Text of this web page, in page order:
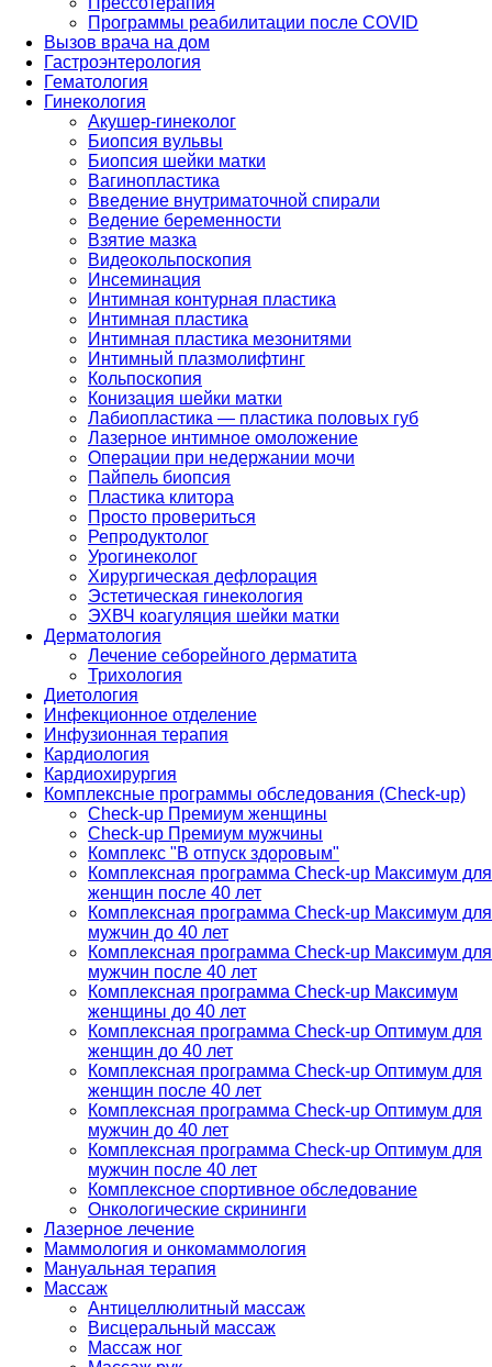
Программы реабилитации после СOVID
Вызов врача на дом
Гастроэнтерология
Гематология
Гинекология
Акушер-гинеколог
Биопсия вульвы
Биопсия шейки матки
Вагинопластика
Введение внутриматочной спирали
Ведение беременности
Взятие мазка
Видеокольпоскопия
Инсеминация
Интимная контурная пластика
Интимная пластика
Интимная пластика мезонитями
Интимный плазмолифтинг
Кольпоскопия
Конизация шейки матки
Лабиопластика — пластика половых губ
Лазерное интимное омоложение
Операции при недержании мочи
Пайпель биопсия
Пластика клитора
Просто провериться
Репродуктолог
Урогинеколог
Хирургическая дефлорация
Эстетическая гинекология
ЭХВЧ коагуляция шейки матки
Дерматология
Лечение себорейного дерматита
Трихология
Диетология
Инфекционное отделение
Инфузионная терапия
Кардиология
Кардиохирургия
Комплексные программы обследования (Check-up)
Check-up Премиум женщины
Check-up Премиум мужчины
Комплекс "В отпуск здоровым"
Комплексная программа Check-up Максимум для
женщин после 40 лет
Комплексная программа Check-up Максимум для
мужчин до 40 лет
Комплексная программа Check-up Максимум для
мужчин после 40 лет
Комплексная программа Check-up Максимум
женщины до 40 лет
Комплексная программа Check-up Оптимум для
женщин до 40 лет
Комплексная программа Check-up Оптимум для
женщин после 40 лет
Комплексная программа Check-up Оптимум для
мужчин до 40 лет
Комплексная программа Check-up Оптимум для
мужчин после 40 лет
Комплексное спортивное обследование
Онкологические скрининги
Лазерное лечение
Маммология и онкомаммология
Мануальная терапия
Массаж
Антицеллюлитный массаж
Висцеральный массаж
Массаж ног